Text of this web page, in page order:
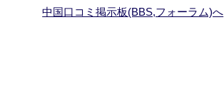
中国口コミ掲示板(BBS,フォーラム)へ